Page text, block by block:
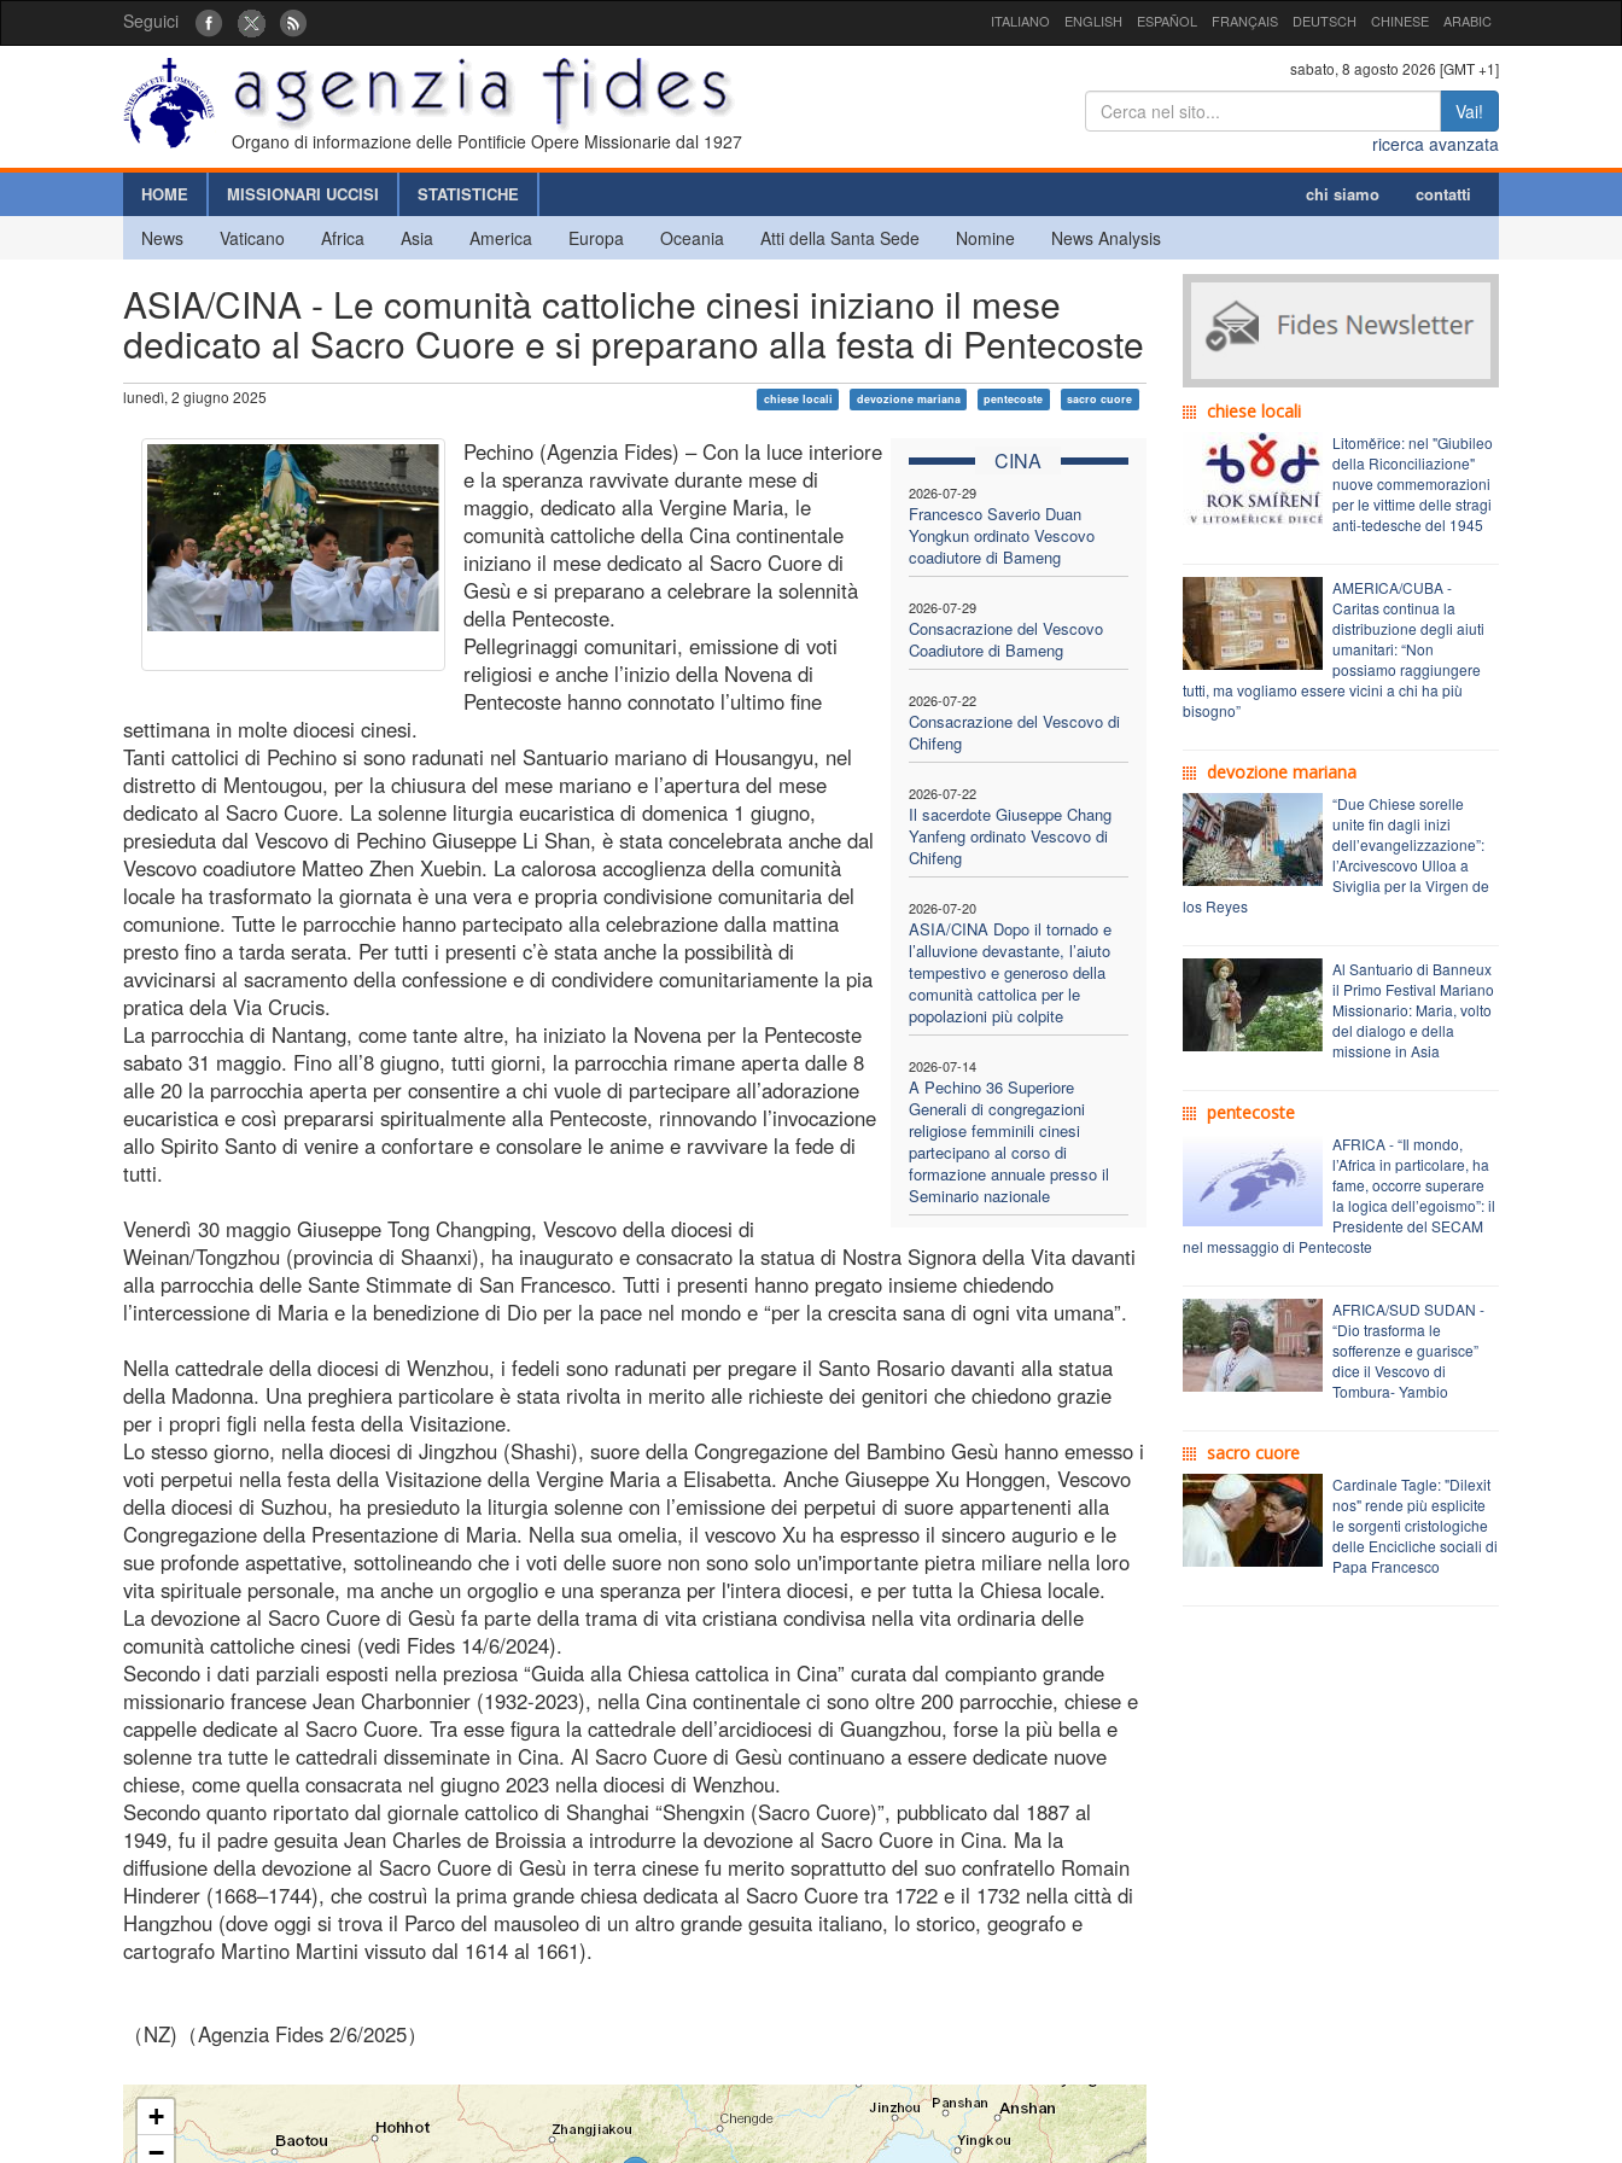
Seguici ITALIANO ENGLISH ESPAÑOL FRANÇAIS DEUTSCH CHINESE ARABIC
Organo di informazione delle Pontificie Opere Missionarie dal 1927
sabato, 8 agosto 2026 [GMT +1]
Vai!
ricerca avanzata
HOME MISSIONARI UCCISI STATISTICHE chi siamo contatti
News Vaticano Africa Asia America Europa Oceania Atti della Santa Sede Nomine News Analysis
ASIA/CINA - Le comunità cattoliche cinesi iniziano il mese
dedicato al Sacro Cuore e si preparano alla festa di Pentecoste
lunedì, 2 giugno 2025 chiese locali devozione mariana pentecoste sacro cuore
CINA
2026-07-29
Francesco Saverio Duan
Yongkun ordinato Vescovo
coadiutore di Bameng
2026-07-29
Consacrazione del Vescovo
Coadiutore di Bameng
2026-07-22
Consacrazione del Vescovo di
Chifeng
2026-07-22
Il sacerdote Giuseppe Chang
Yanfeng ordinato Vescovo di
Chifeng
2026-07-20
ASIA/CINA Dopo il tornado e
l’alluvione devastante, l’aiuto
tempestivo e generoso della
comunità cattolica per le
popolazioni più colpite
2026-07-14
A Pechino 36 Superiore
Generali di congregazioni
religiose femminili cinesi
partecipano al corso di
formazione annuale presso il
Seminario nazionale
Pechino (Agenzia Fides) – Con la luce interiore
e la speranza ravvivate durante mese di
maggio, dedicato alla Vergine Maria, le
comunità cattoliche della Cina continentale
iniziano il mese dedicato al Sacro Cuore di
Gesù e si preparano a celebrare la solennità
della Pentecoste.
Pellegrinaggi comunitari, emissione di voti
religiosi e anche l’inizio della Novena di
Pentecoste hanno connotato l’ultimo fine
settimana in molte diocesi cinesi.
Tanti cattolici di Pechino si sono radunati nel Santuario mariano di Housangyu, nel
distretto di Mentougou, per la chiusura del mese mariano e l’apertura del mese
dedicato al Sacro Cuore. La solenne liturgia eucaristica di domenica 1 giugno,
presieduta dal Vescovo di Pechino Giuseppe Li Shan, è stata concelebrata anche dal
Vescovo coadiutore Matteo Zhen Xuebin. La calorosa accoglienza della comunità
locale ha trasformato la giornata è una vera e propria condivisione comunitaria del
comunione. Tutte le parrocchie hanno partecipato alla celebrazione dalla mattina
presto fino a tarda serata. Per tutti i presenti c’è stata anche la possibilità di
avvicinarsi al sacramento della confessione e di condividere comunitariamente la pia
pratica dela Via Crucis.
La parrocchia di Nantang, come tante altre, ha iniziato la Novena per la Pentecoste
sabato 31 maggio. Fino all’8 giugno, tutti giorni, la parrocchia rimane aperta dalle 8
alle 20 la parrocchia aperta per consentire a chi vuole di partecipare all’adorazione
eucaristica e così prepararsi spiritualmente alla Pentecoste, rinnovando l’invocazione
allo Spirito Santo di venire a confortare e consolare le anime e ravvivare la fede di
tutti.
Venerdì 30 maggio Giuseppe Tong Changping, Vescovo della diocesi di
Weinan/Tongzhou (provincia di Shaanxi), ha inaugurato e consacrato la statua di Nostra Signora della Vita davanti
alla parrocchia delle Sante Stimmate di San Francesco. Tutti i presenti hanno pregato insieme chiedendo
l’intercessione di Maria e la benedizione di Dio per la pace nel mondo e “per la crescita sana di ogni vita umana”.
Nella cattedrale della diocesi di Wenzhou, i fedeli sono radunati per pregare il Santo Rosario davanti alla statua
della Madonna. Una preghiera particolare è stata rivolta in merito alle richieste dei genitori che chiedono grazie
per i propri figli nella festa della Visitazione.
Lo stesso giorno, nella diocesi di Jingzhou (Shashi), suore della Congregazione del Bambino Gesù hanno emesso i
voti perpetui nella festa della Visitazione della Vergine Maria a Elisabetta. Anche Giuseppe Xu Honggen, Vescovo
della diocesi di Suzhou, ha presieduto la liturgia solenne con l’emissione dei perpetui di suore appartenenti alla
Congregazione della Presentazione di Maria. Nella sua omelia, il vescovo Xu ha espresso il sincero augurio e le
sue profonde aspettative, sottolineando che i voti delle suore non sono solo un'importante pietra miliare nella loro
vita spirituale personale, ma anche un orgoglio e una speranza per l'intera diocesi, e per tutta la Chiesa locale.
La devozione al Sacro Cuore di Gesù fa parte della trama di vita cristiana condivisa nella vita ordinaria delle
comunità cattoliche cinesi (vedi Fides 14/6/2024).
Secondo i dati parziali esposti nella preziosa “Guida alla Chiesa cattolica in Cina” curata dal compianto grande
missionario francese Jean Charbonnier (1932-2023), nella Cina continentale ci sono oltre 200 parrocchie, chiese e
cappelle dedicate al Sacro Cuore. Tra esse figura la cattedrale dell’arcidiocesi di Guangzhou, forse la più bella e
solenne tra tutte le cattedrali disseminate in Cina. Al Sacro Cuore di Gesù continuano a essere dedicate nuove
chiese, come quella consacrata nel giugno 2023 nella diocesi di Wenzhou.
Secondo quanto riportato dal giornale cattolico di Shanghai “Shengxin (Sacro Cuore)”, pubblicato dal 1887 al
1949, fu il padre gesuita Jean Charles de Broissia a introdurre la devozione al Sacro Cuore in Cina. Ma la
diffusione della devozione al Sacro Cuore di Gesù in terra cinese fu merito soprattutto del suo confratello Romain
Hinderer (1668–1744), che costruì la prima grande chiesa dedicata al Sacro Cuore tra 1722 e il 1732 nella città di
Hangzhou (dove oggi si trova il Parco del mausoleo di un altro grande gesuita italiano, lo storico, geografo e
cartografo Martino Martini vissuto dal 1614 al 1661).
（NZ)（Agenzia Fides 2/6/2025）
+
−
chiese locali
Litoměřice: nel "Giubileo
della Riconciliazione"
nuove commemorazioni
per le vittime delle stragi
anti-tedesche del 1945
AMERICA/CUBA -
Caritas continua la
distribuzione degli aiuti
umanitari: “Non
possiamo raggiungere
tutti, ma vogliamo essere vicini a chi ha più
bisogno”
devozione mariana
“Due Chiese sorelle
unite fin dagli inizi
dell’evangelizzazione”:
l’Arcivescovo Ulloa a
Siviglia per la Virgen de
los Reyes
Al Santuario di Banneux
il Primo Festival Mariano
Missionario: Maria, volto
del dialogo e della
missione in Asia
pentecoste
AFRICA - “Il mondo,
l’Africa in particolare, ha
fame, occorre superare
la logica dell’egoismo”: il
Presidente del SECAM
nel messaggio di Pentecoste
AFRICA/SUD SUDAN -
“Dio trasforma le
sofferenze e guarisce”
dice il Vescovo di
Tombura- Yambio
sacro cuore
Cardinale Tagle: "Dilexit
nos" rende più esplicite
le sorgenti cristologiche
delle Encicliche sociali di
Papa Francesco